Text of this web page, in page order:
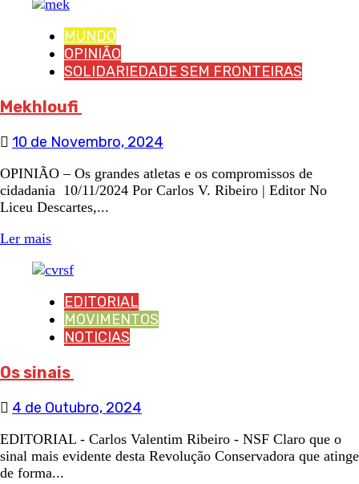
MUNDO
OPINIÃO
SOLIDARIEDADE SEM FRONTEIRAS
Mekhloufi
10 de Novembro, 2024
OPINIÃO – Os grandes atletas e os compromissos de
cidadania 10/11/2024 Por Carlos V. Ribeiro | Editor No
Liceu Descartes,...
Ler mais
EDITORIAL
MOVIMENTOS
NOTICIAS
Os sinais
4 de Outubro, 2024
EDITORIAL - Carlos Valentim Ribeiro - NSF Claro que o
sinal mais evidente desta Revolução Conservadora que atinge
de forma...